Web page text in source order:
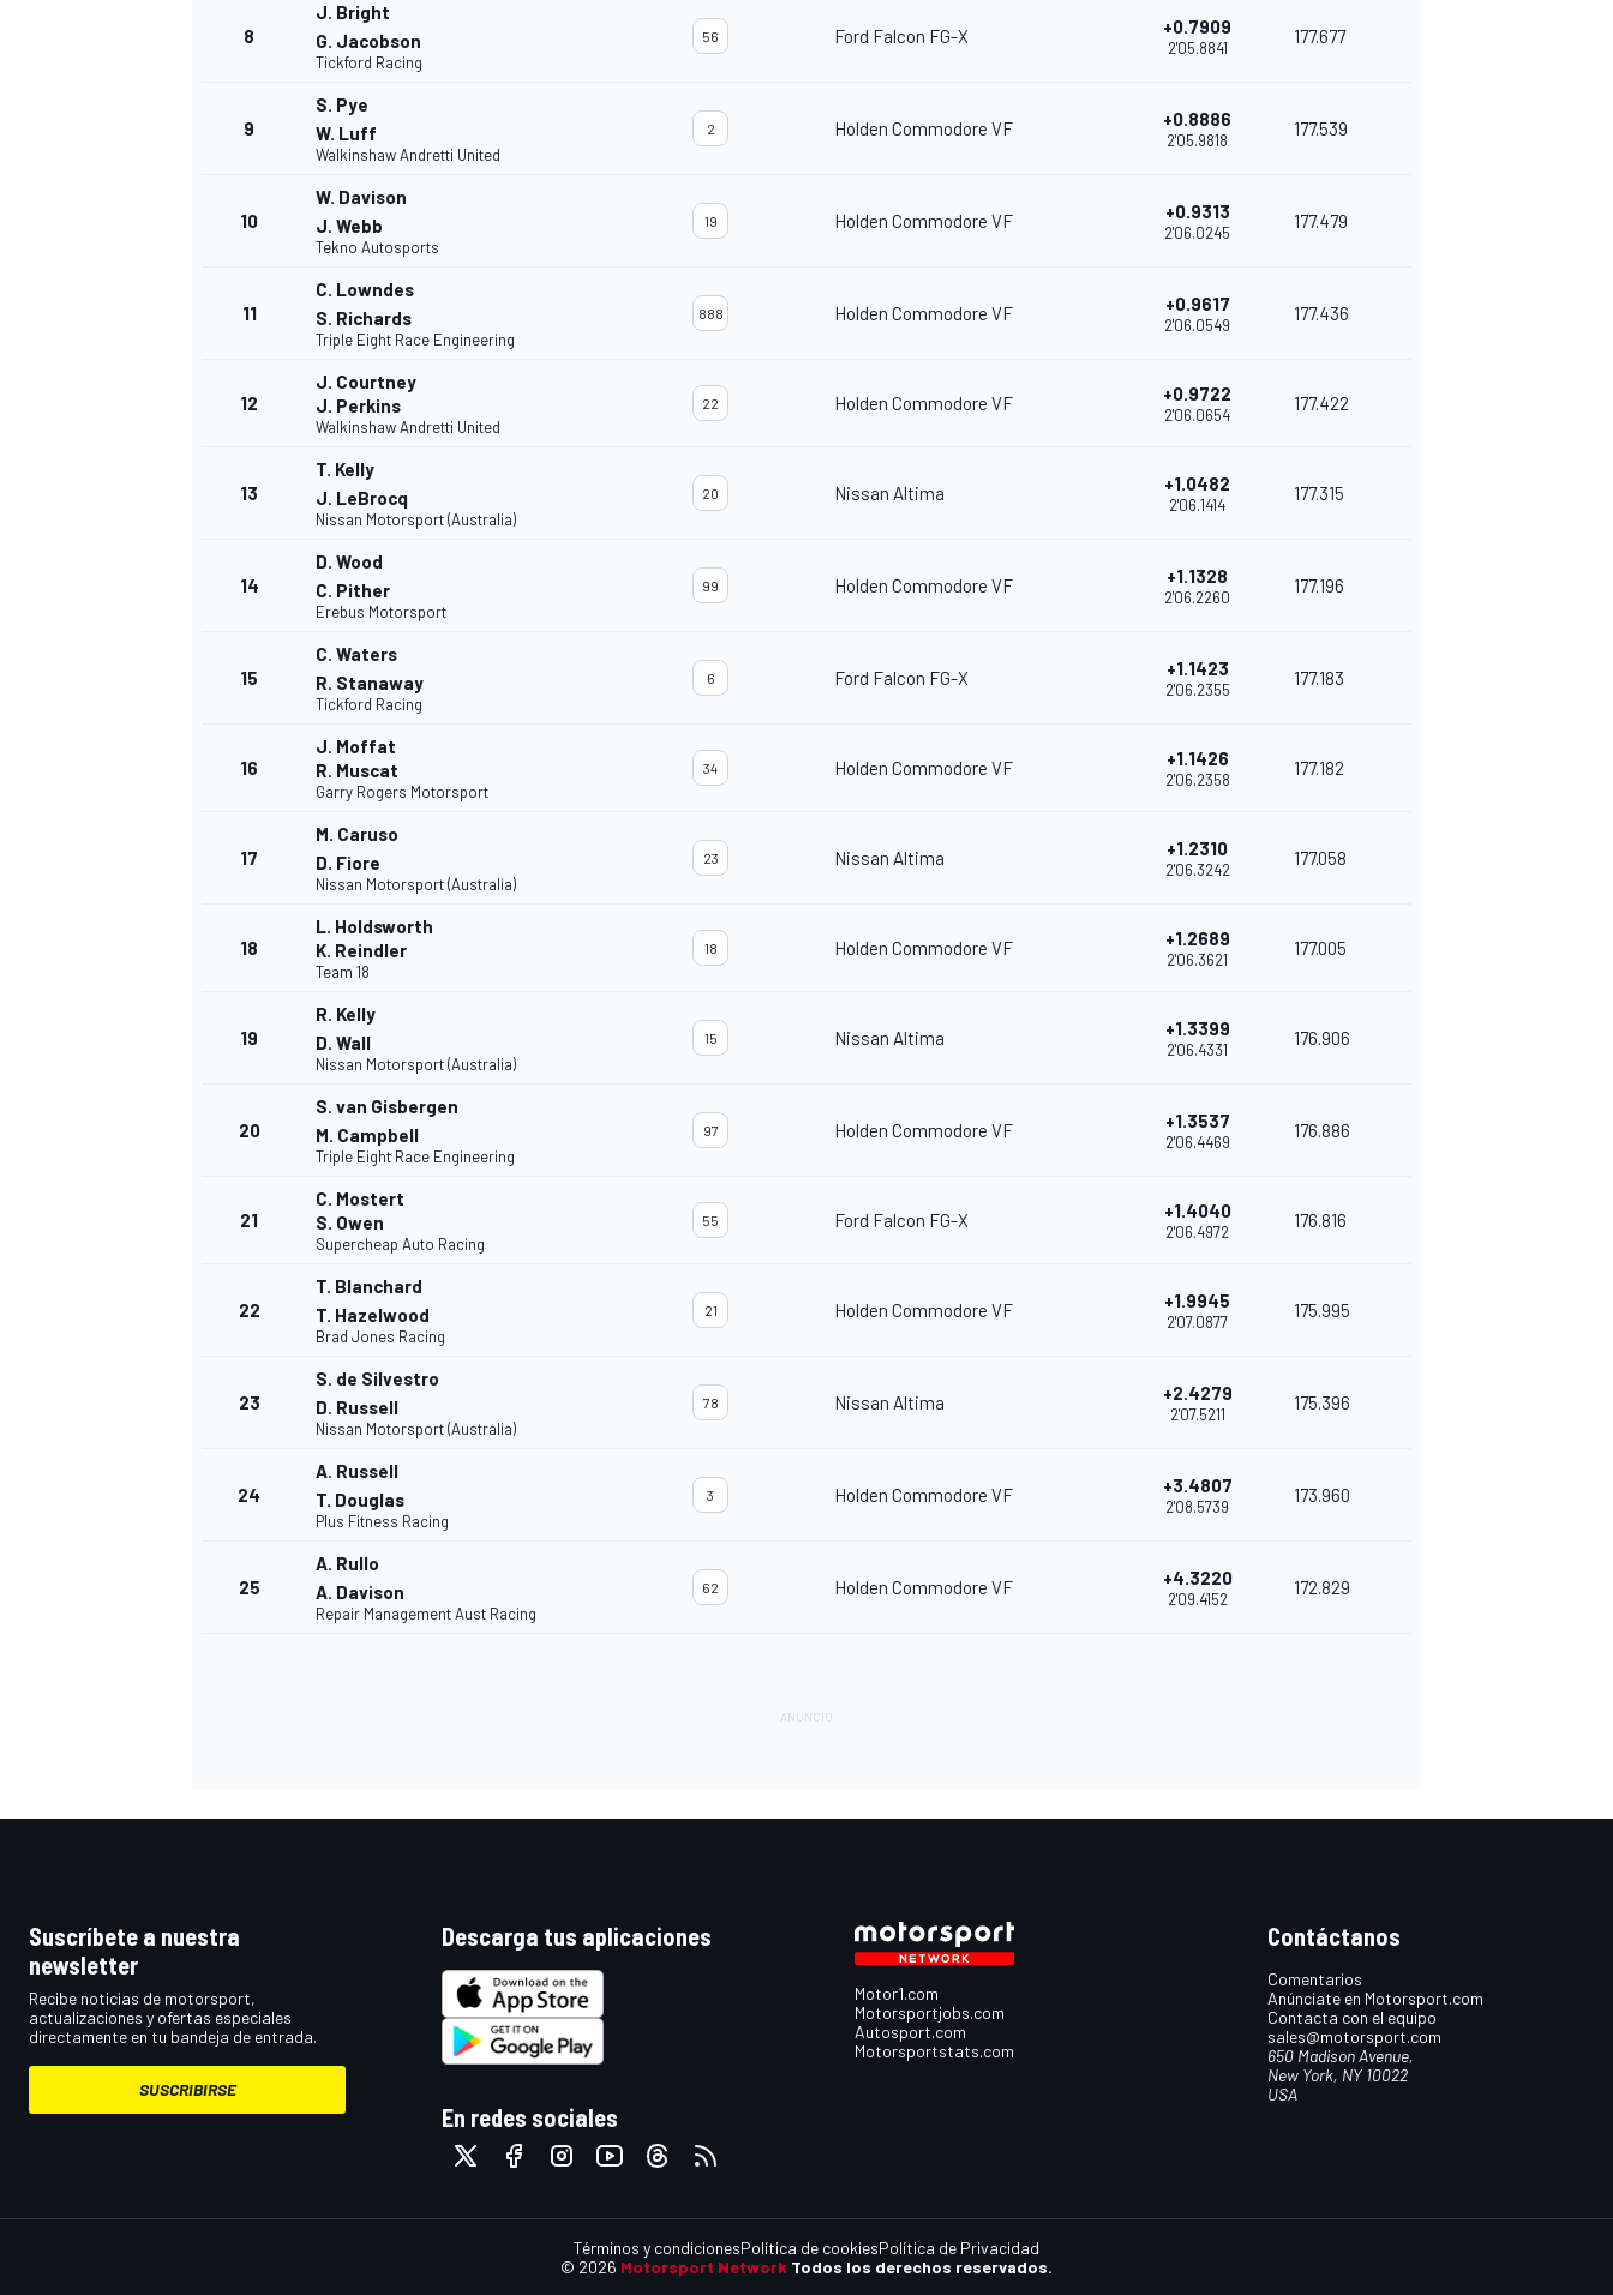
8
J. Bright
G. Jacobson
Tickford Racing
56 Ford Falcon FG-X +0.7909
2'05.8841
177.677
9
S. Pye
W. Luff
Walkinshaw Andretti United
2 Holden Commodore VF +0.8886
2'05.9818
177.539
10
W. Davison
J. Webb
Tekno Autosports
19 Holden Commodore VF +0.9313
2'06.0245
177.479
11
C. Lowndes
S. Richards
Triple Eight Race Engineering
888 Holden Commodore VF +0.9617
2'06.0549
177.436
12
J. Courtney
J. Perkins
Walkinshaw Andretti United
22 Holden Commodore VF +0.9722
2'06.0654
177.422
13
T. Kelly
J. LeBrocq
Nissan Motorsport (Australia)
20 Nissan Altima +1.0482
2'06.1414
177.315
14
D. Wood
C. Pither
Erebus Motorsport
99 Holden Commodore VF +1.1328
2'06.2260
177.196
15
C. Waters
R. Stanaway
Tickford Racing
6 Ford Falcon FG-X +1.1423
2'06.2355
177.183
16
J. Moffat
R. Muscat
Garry Rogers Motorsport
34 Holden Commodore VF +1.1426
2'06.2358
177.182
17
M. Caruso
D. Fiore
Nissan Motorsport (Australia)
23 Nissan Altima +1.2310
2'06.3242
177.058
18
L. Holdsworth
K. Reindler
Team 18
18 Holden Commodore VF +1.2689
2'06.3621
177.005
19
R. Kelly
D. Wall
Nissan Motorsport (Australia)
15 Nissan Altima +1.3399
2'06.4331
176.906
20
S. van Gisbergen
M. Campbell
Triple Eight Race Engineering
97 Holden Commodore VF +1.3537
2'06.4469
176.886
21
C. Mostert
S. Owen
Supercheap Auto Racing
55 Ford Falcon FG-X +1.4040
2'06.4972
176.816
22
T. Blanchard
T. Hazelwood
Brad Jones Racing
21 Holden Commodore VF +1.9945
2'07.0877
175.995
23
S. de Silvestro
D. Russell
Nissan Motorsport (Australia)
78 Nissan Altima +2.4279
2'07.5211
175.396
24
A. Russell
T. Douglas
Plus Fitness Racing
3 Holden Commodore VF +3.4807
2'08.5739
173.960
25
A. Rullo
A. Davison
Repair Management Aust Racing
62 Holden Commodore VF +4.3220
2'09.4152
172.829
Suscríbete a nuestra
newsletter
Recibe noticias de motorsport,
actualizaciones y ofertas especiales
directamente en tu bandeja de entrada.
SUSCRIBIRSE
Descarga tus aplicaciones
En redes sociales
Motor1.com
Motorsportjobs.com
Autosport.com
Motorsportstats.com
Contáctanos
Comentarios
Anúnciate en Motorsport.com
Contacta con el equipo
sales@motorsport.com
650 Madison Avenue,
New York, NY 10022
USA
© 2026 Motorsport Network Todos los derechos reservados.
Términos y condicionesPolítica de cookiesPolítica de Privacidad